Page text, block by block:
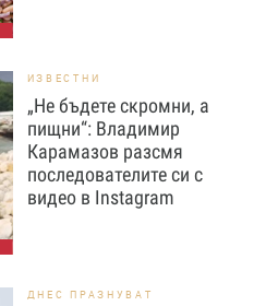
ИЗВЕСТНИ
„Не бъдете скромни, а
пищни“: Владимир
Карамазов разсмя
последователите си с
видео в Instagram
ДНЕС ПРАЗНУВАТ